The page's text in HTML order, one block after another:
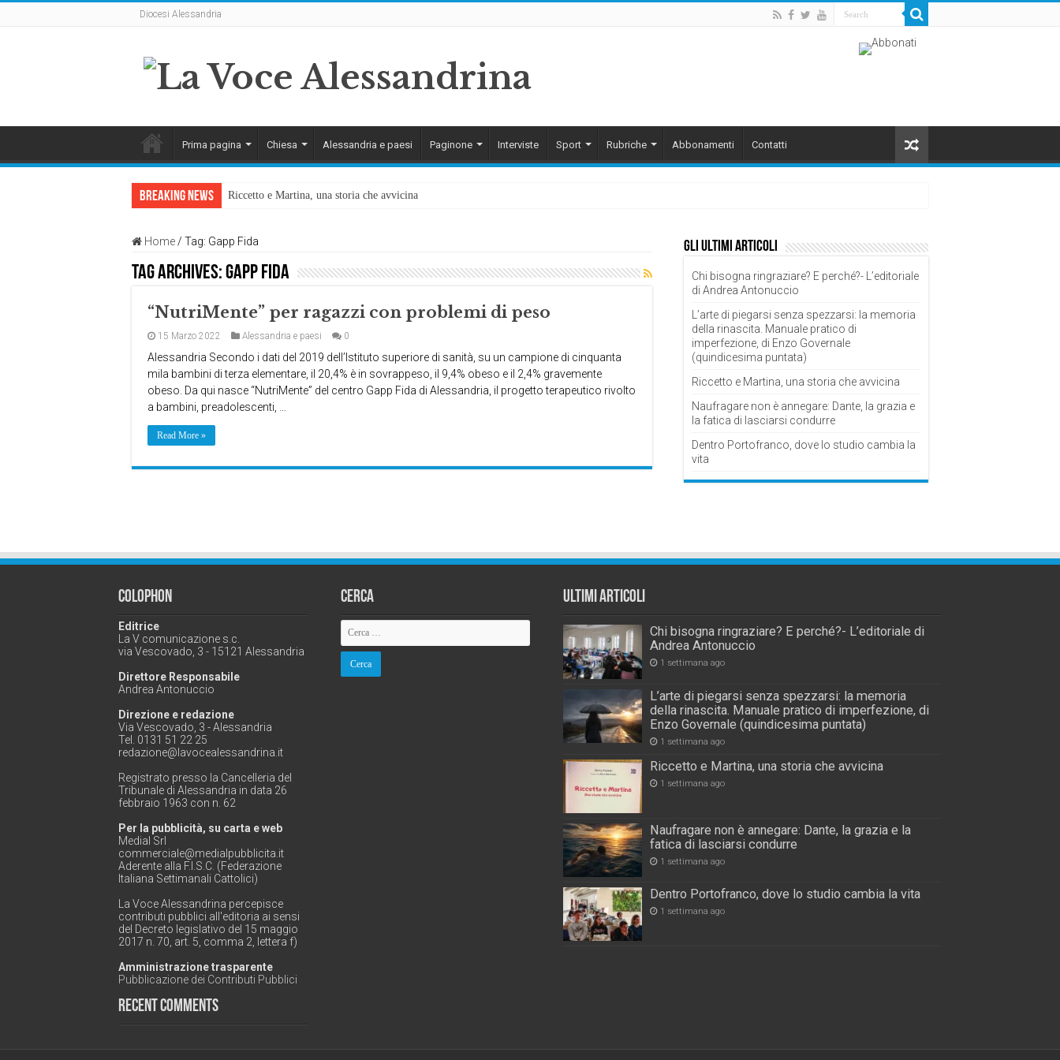
Diocesi Alessandria
Prima pagina Chiesa Alessandria e paesi Paginone Interviste Sport Rubriche Abbonamenti Contatti
Breaking News Riccetto e Martina, una storia che avvicina
Home / Tag: Gapp Fida
Tag Archives:Gapp Fida
“NutriMente” per ragazzi con problemi di peso
15 Marzo 2022 Alessandria e paesi 0
Alessandria Secondo i dati del 2019 dell’Istituto superiore di sanità, su un campione di cinquanta
mila bambini di terza elementare, il 20,4% è in sovrappeso, il 9,4% obeso e il 2,4% gravemente
obeso. Da qui nasce “NutriMente” del centro Gapp Fida di Alessandria, il progetto terapeutico rivolto
a bambini, preadolescenti, …
Read More »
Gli ultimi articoli
Chi bisogna ringraziare? E perché?- L’editoriale
di Andrea Antonuccio
L’arte di piegarsi senza spezzarsi: la memoria
della rinascita. Manuale pratico di
imperfezione, di Enzo Governale
(quindicesima puntata)
Riccetto e Martina, una storia che avvicina
Naufragare non è annegare: Dante, la grazia e
la fatica di lasciarsi condurre
Dentro Portofranco, dove lo studio cambia la
vita
Colophon
Editrice
La V comunicazione s.c.
via Vescovado, 3 - 15121 Alessandria
Direttore Responsabile
Andrea Antonuccio
Direzione e redazione
Via Vescovado, 3 - Alessandria
Tel. 0131 51 22 25
redazione@lavocealessandrina.it
Registrato presso la Cancelleria del
Tribunale di Alessandria in data 26
febbraio 1963 con n. 62
Per la pubblicità, su carta e web
Medial Srl
commerciale@medialpubblicita.it
Aderente alla F.I.S.C. (Federazione
Italiana Settimanali Cattolici)
La Voce Alessandrina percepisce
contributi pubblici all'editoria ai sensi
del Decreto legislativo del 15 maggio
2017 n. 70, art. 5, comma 2, lettera f)
Amministrazione trasparente
Pubblicazione dei Contributi Pubblici
Recent Comments
Cerca Ultimi Articoli
Chi bisogna ringraziare? E perché?- L’editoriale di
Andrea Antonuccio
1 settimana ago
L’arte di piegarsi senza spezzarsi: la memoria
della rinascita. Manuale pratico di imperfezione, di
Enzo Governale (quindicesima puntata)
1 settimana ago
Riccetto e Martina, una storia che avvicina
1 settimana ago
Naufragare non è annegare: Dante, la grazia e la
fatica di lasciarsi condurre
1 settimana ago
Dentro Portofranco, dove lo studio cambia la vita
1 settimana ago